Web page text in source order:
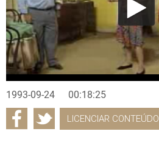
1993-09-24 00:18:25
LICENCIAR CONTEÚDO